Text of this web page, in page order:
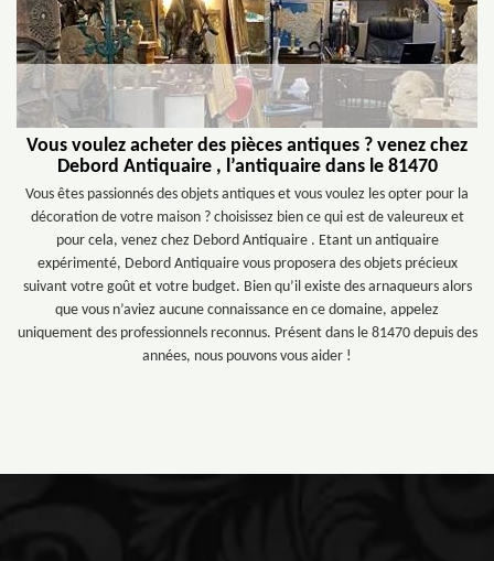
Vous voulez acheter des pièces antiques ? venez chez
Debord Antiquaire , l’antiquaire dans le 81470
Vous êtes passionnés des objets antiques et vous voulez les opter pour la
décoration de votre maison ? choisissez bien ce qui est de valeureux et
pour cela, venez chez Debord Antiquaire . Etant un antiquaire
expérimenté, Debord Antiquaire vous proposera des objets précieux
suivant votre goût et votre budget. Bien qu’il existe des arnaqueurs alors
que vous n’aviez aucune connaissance en ce domaine, appelez
uniquement des professionnels reconnus. Présent dans le 81470 depuis des
années, nous pouvons vous aider !